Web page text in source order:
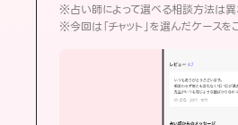
※占い師によって選べる相談方法は異
※今回は「チャット」を選んだケースを